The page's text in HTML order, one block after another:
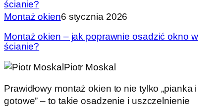
Montaż okien6 stycznia 2026
Montaż okien – jak poprawnie osadzić okno w
ścianie?
Piotr Moskal
Prawidłowy montaż okien to nie tylko „pianka i
gotowe” – to takie osadzenie i uszczelnienie